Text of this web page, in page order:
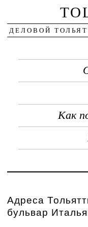
ДЕЛОВОЙ
Как
Адреса
бульвар